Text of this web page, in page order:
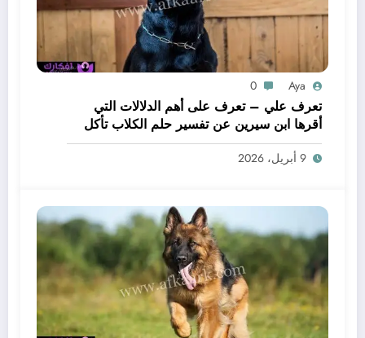
Aya
0
تعرف علي – تعرف على أهم الدلالات التي
أقرها ابن سيرين عن تفسير حلم الكلاب تأكل
لحم – بالتفصيل
9 أبريل، 2026